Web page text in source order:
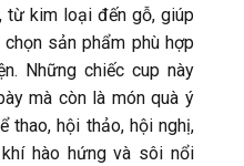
từ kim loại đến gỗ, giúp
sản phẩm phù hợp
Những chiếc cup này
mà còn là món quà ý
thao, hội thảo, hội nghị,
hào hứng và sôi nổi